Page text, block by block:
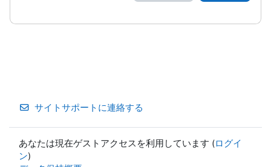
サイトサポートに連絡する
あなたは現在ゲストアクセスを利用しています (ログイ
ン)